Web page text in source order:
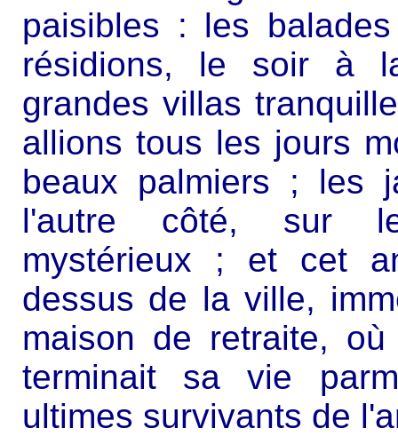
paisibles : les
résidions, le soir à
grandes villas
allions tous les jours
beaux palmiers ; les
l'autre côté, sur
mystérieux ; et cet
dessus de la ville,
maison de retraite,
terminait sa vie
ultimes survivants de